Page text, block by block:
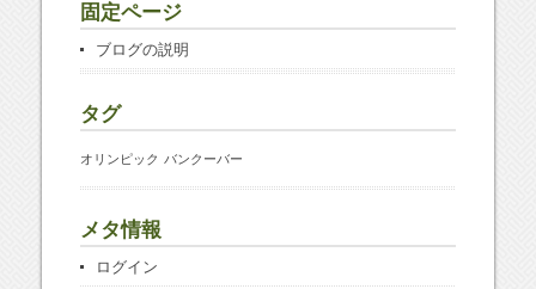
固定ページ
ブログの説明
タグ
オリンピック バンクーバー
メタ情報
ログイン